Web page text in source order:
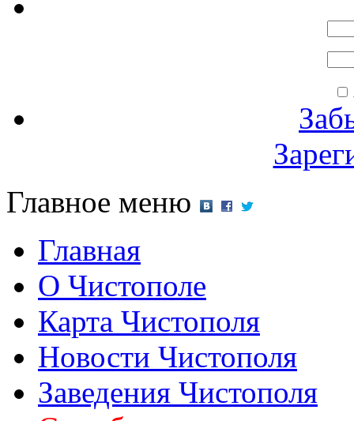
Главное меню
Главная
О Чистополе
Карта Чистополя
Новости Чистополя
Заведения Чистополя